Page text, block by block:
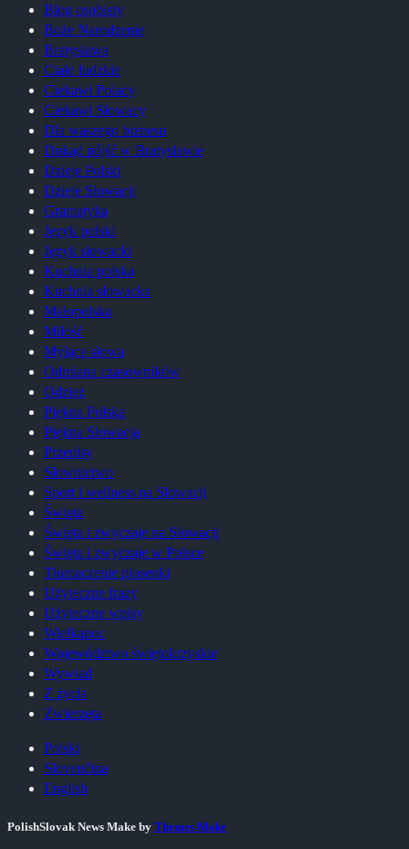
Blog osobisty
Boże Narodzenie
Bratysława
Ciało ludzkie
Ciekawi Polacy
Ciekawi Słowacy
Dla waszego biznesu
Dokąd pójść w Bratysławie
Dzieje Polski
Dzieje Słowacji
Gramatyka
Język polski
Język słowacki
Kuchnia polska
Kuchnia słowacka
Małopolska
Miłość
Mylące słowa
Odmiana czasowników
Odzież
Piękna Polska
Piękna Słowacja
Przepisy
Słownictwo
Sport i wellness na Słowacji
Święta
Święta i zwyczaje na Słowacji
Święta i zwyczaje w Polsce
Tłumaczenie piosenki
Użyteczne frazy
Użyteczne wpisy
Wielkanoc
Województwo świętokrzyskie
Wywiad
Z życia
Zwierzęta
Polski
Slovenčina
English
PolishSlovak News Make by Themes Make